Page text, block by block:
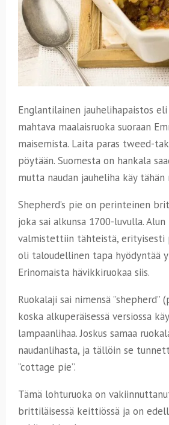
Englantilainen jauhelihapaistos
mahtava maalaisruoka suoraan
maisemista. Laita paras tweed-
pöytään. Suomesta on hankala
mutta naudan jauheliha käy tähän
Shepherd’s pie on perinteinen
joka sai alkunsa 1700-luvulla.
valmistettiin tähteistä, erityisesti
oli taloudellinen tapa hyödyntää
Erinomaista hävikkiruokaa siis.
Ruokalaji sai nimensä ”shepherd”
koska alkuperäisessä versiossa
lampaanlihaa. Joskus samaa
naudanlihasta, ja tällöin se
”cottage pie”.
Tämä lohturuoka on
brittiläisessä keittiössä ja on